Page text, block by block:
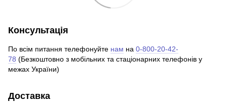
Консультація
По всім питання телефонуйте нам на 0-800-20-42-
78 (Безкоштовно з мобільних та стаціонарних телефонів у
межах України)
Доставка